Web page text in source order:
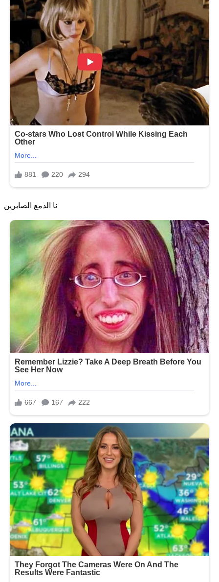
نا الدمع الصابرين